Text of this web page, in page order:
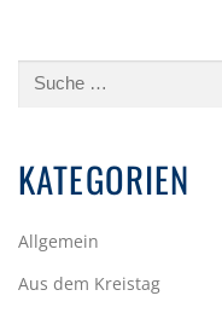
Suche
KATEGORIEN
Allgemein
Aus dem Kreistag